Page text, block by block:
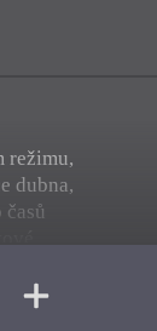
režimu,
dubna,
či